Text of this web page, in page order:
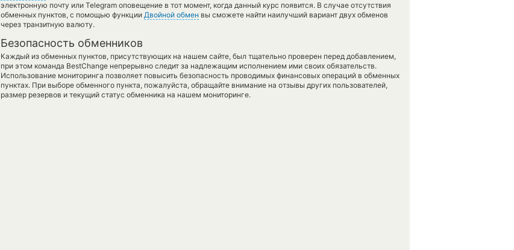
электронную почту или Telegram оповещение в тот момент, когда данный курс появится. В случае отсутствия
обменных пунктов, с помощью функции Двойной обмен вы сможете найти наилучший вариант двух обменов
через транзитную валюту.
Безопасность обменников
Каждый из обменных пунктов, присутствующих на нашем сайте, был тщательно проверен перед добавлением,
при этом команда BestChange непрерывно следит за надлежащим исполнением ими своих обязательств.
Использование мониторинга позволяет повысить безопасность проводимых финансовых операций в обменных
пунктах. При выборе обменного пункта, пожалуйста, обращайте внимание на отзывы других пользователей,
размер резервов и текущий статус обменника на нашем мониторинге.